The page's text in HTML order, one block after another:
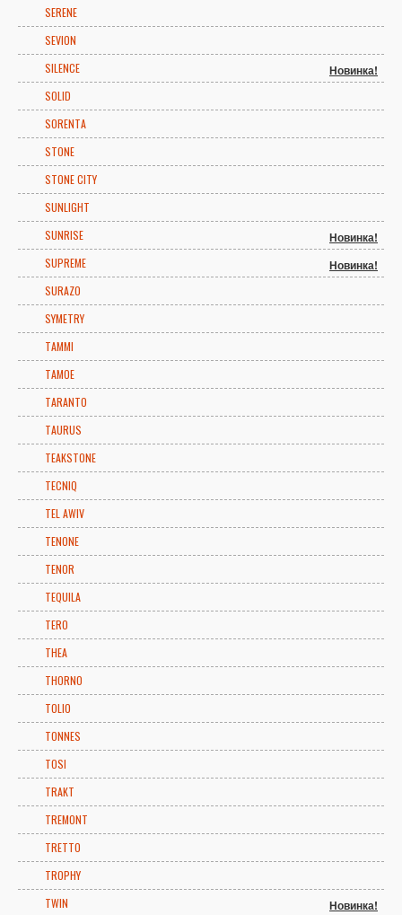
SERENE
SEVION
SILENCE
Новинка!
SOLID
SORENTA
STONE
STONE CITY
SUNLIGHT
SUNRISE
Новинка!
SUPREME Новинка!
SURAZO
SYMETRY
TAMMI
TAMOE
TARANTO
TAURUS
TEAKSTONE
TECNIQ
TEL AWIV
TENONE
TENOR
TEQUILA
TERO
THEA
THORNO
TOLIO
TONNES
TOSI
TRAKT
TREMONT
TRETTO
TROPHY
TWIN
Новинка!